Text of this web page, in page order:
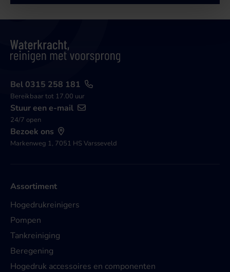
Bel 0315 258 181
Bereikbaar tot 17.00 uur
Stuur een e-mail
24/7 open
Bezoek ons
Markenweg 1, 7051 HS Varsseveld
Assortiment
Hogedrukreinigers
Pompen
Tankreiniging
Beregening
Hogedruk accessoires en componenten